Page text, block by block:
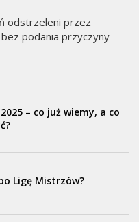
odstrzeleni przez
bez podania przyczyny
– co już wiemy, a co
Ligę Mistrzów?